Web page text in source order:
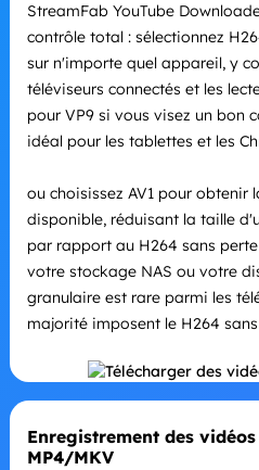
StreamFab YouTube
contrôle total : sélectionnez
sur n'importe quel appareil, y
téléviseurs connectés et les
pour VP9 si vous visez un bon
idéal pour les tablettes et les
ou choisissez AV1 pour obtenir
disponible, réduisant la taille
par rapport au H264 sans
votre stockage NAS ou votre
granulaire est rare parmi les
majorité imposent le H264
Enregistrement des
MP4/MKV